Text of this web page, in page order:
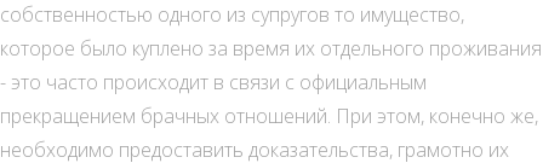
собственностью одного из супругов то имущество,
которое было куплено за время их отдельного проживания
- это часто происходит в связи с официальным
прекращением брачных отношений. При этом, конечно же,
необходимо предоставить доказательства, грамотно их